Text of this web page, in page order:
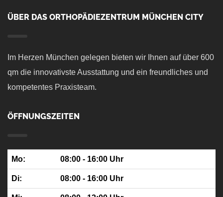
ÜBER DAS ORTHOPÄDIEZENTRUM MÜNCHEN CITY
Im Herzen München gelegen bieten wir Ihnen auf über 600
qm die innovativste Ausstattung und ein freundliches und
kompetentes Praxisteam.
ÖFFNUNGSZEITEN
Mo: 08:00 - 16:00 Uhr
Di: 08:00 - 16:00 Uhr